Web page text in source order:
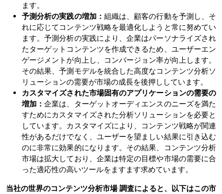
ます。
予測分析の実践の増加： 組織は、顧客の行動を予測し、そ
れに応じてコンテンツ戦略を最適化しようと常に努めてい
ます。予測分析の実践により、企業はパーソナライズされ
たターゲットコンテンツを作成できるため、ユーザーエン
ゲージメントが向上し、コンバージョン率が向上します。
その結果、予測モデルを統合した高度なコンテンツ分析ソ
リューションの需要が市場の成長を後押ししています。
カスタマイズされた市場固有のアプリケーションの需要の
増加：企業は、ターゲットオーディエンスのニーズを満た
すためにカスタマイズされた分析ソリューションを必要と
しています。カスタマイズにより、コンテンツ戦略が関連
性があるだけでなく、ユーザーを望ましい結果に引き込む
のに非常に効果的になります。その結果、コンテンツ分析
市場は拡大しており、企業は特定の目標や市場の需要に合
った適応性の高いツールをますます求めています。
当社の世界のコンテンツ分析市場 調査によると、以下はこの市